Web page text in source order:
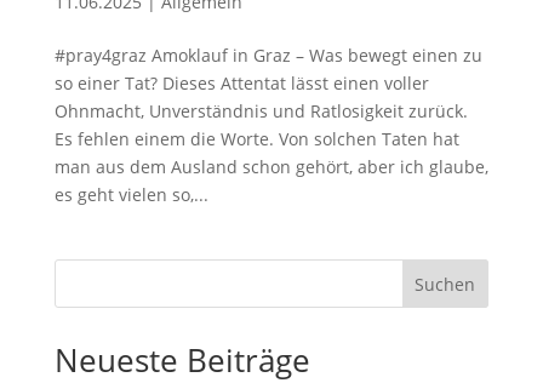
#pray4graz Amoklauf in Graz – Was bewegt einen zu
so einer Tat? Dieses Attentat lässt einen voller
Ohnmacht, Unverständnis und Ratlosigkeit zurück.
Es fehlen einem die Worte. Von solchen Taten hat
man aus dem Ausland schon gehört, aber ich glaube,
es geht vielen so,...
Suchen
Neueste Beiträge